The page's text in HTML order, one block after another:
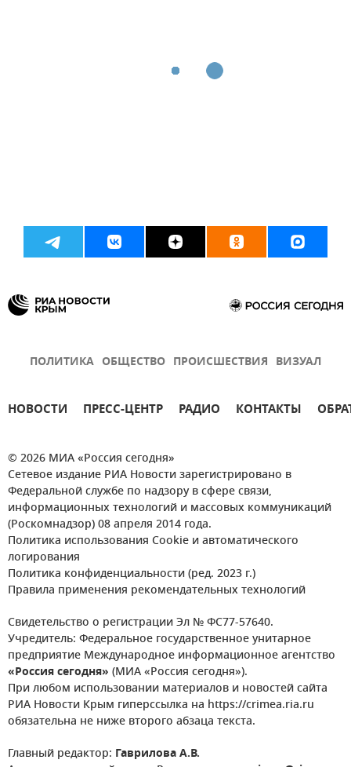
ПОЛИТИКА ОБЩЕСТВО ПРОИСШЕСТВИЯ ВИЗУАЛ
НОВОСТИ ПРЕСС-ЦЕНТР РАДИО КОНТАКТЫ
© 2026 МИА «Россия сегодня»
Сетевое издание РИА Новости зарегистрировано в
Федеральной службе по надзору в сфере связи,
информационных технологий и массовых коммуникаций
(Роскомнадзор) 08 апреля 2014 года.
Политика использования Cookie и автоматического
логирования
Политика конфиденциальности (ред. 2023 г.)
Правила применения рекомендательных технологий
Свидетельство о регистрации Эл № ФС77-57640.
Учредитель: Федеральное государственное унитарное
предприятие Международное информационное агентство
«Россия сегодня» (МИА «Россия сегодня»).
При любом использовании материалов и новостей сайта
РИА Новости Крым гиперссылка на https://crimea.ria.ru
обязательна не ниже второго абзаца текста.
Главный редактор: Гаврилова А.В.